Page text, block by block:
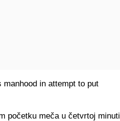
početku meča u četvrtoj minuti